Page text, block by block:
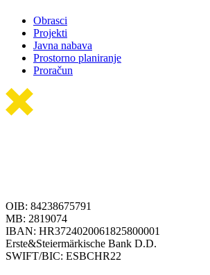
Obrasci
Projekti
Javna nabava
Prostorno planiranje
Proračun
OIB: 84238675791
MB: 2819074
IBAN: HR3724020061825800001
Erste&Steiermärkische Bank D.D.
SWIFT/BIC: ESBCHR22